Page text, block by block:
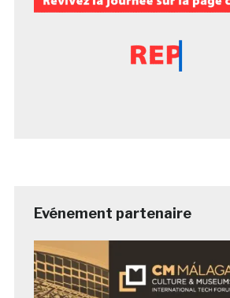
Evénement partenaire